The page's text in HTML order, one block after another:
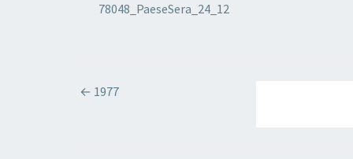
78048_PaeseSera_24_12
NAVIGAZIONE
← 1977